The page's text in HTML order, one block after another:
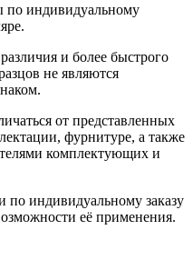
по индивидуальному
и более быстрого
не являются
от представленных
фурнитуре, а также
комплектующих и
индивидуальному заказу
её применения.